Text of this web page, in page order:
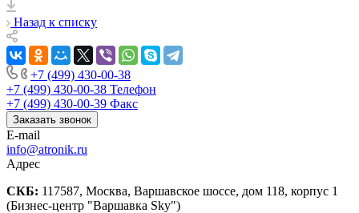
Назад к списку
+7 (499) 430-00-38
+7 (499) 430-00-38 Телефон
+7 (499) 430-00-39 Факс
Заказать звонок
E-mail
info@atronik.ru
Адрес
СКБ: 117587, Москва, Варшавское шоссе, дом 118, корпус 1
(Бизнес-центр "Варшавка Sky")